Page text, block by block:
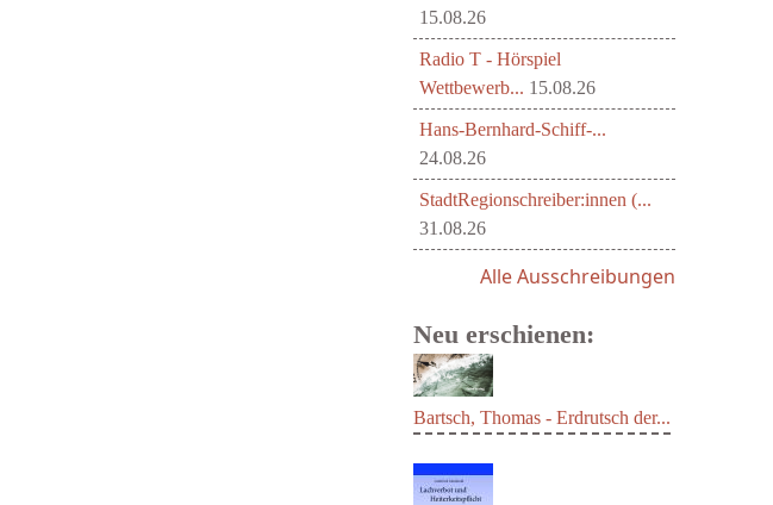
15.08.26
Radio T - Hörspiel
Wettbewerb... 15.08.26
Hans-Bernhard-Schiff-...
24.08.26
StadtRegionschreiber:innen (...
31.08.26
Alle Ausschreibungen
Neu erschienen:
Bartsch, Thomas - Erdrutsch der...